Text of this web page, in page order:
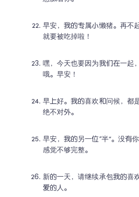
早安，我的专属小懒猪。再不
就要被吃掉啦！
嘿，今天也要因为我们在一起
哦。早安！
早上好。我的喜欢和问候，都
绝不对外。
早安，我的另一位“半”。没有
感觉不够完整。
新的一天，请继续承包我的喜
爱的人。